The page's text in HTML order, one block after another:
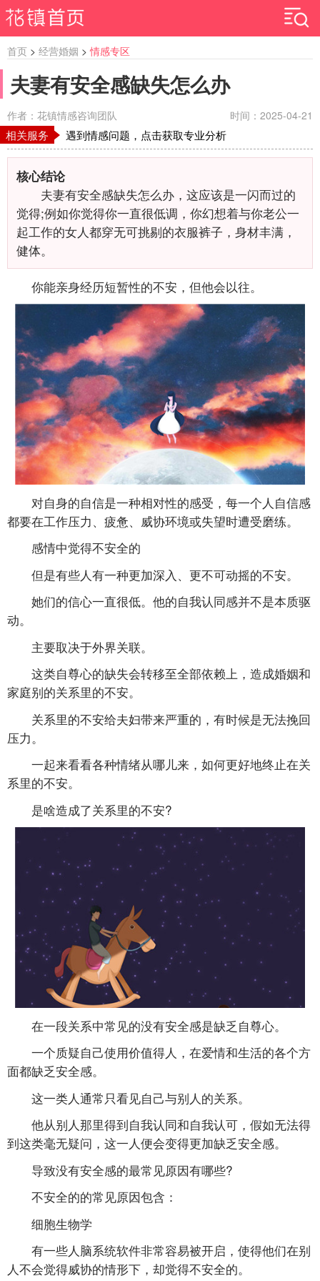
首页 > 经营婚姻 >情感专区
夫妻有安全感缺失怎么办
作者：花镇情感咨询团队 时间：2025-04-21
相关服务 遇到情感问题，点击获取专业分析
核心结论
夫妻有安全感缺失怎么办，这应该是一闪而过的
觉得;例如你觉得你一直很低调，你幻想着与你老公一
起工作的女人都穿无可挑剔的衣服裤子，身材丰满，
健体。
你能亲身经历短暂性的不安，但他会以往。
对自身的自信是一种相对性的感受，每一个人自信感
都要在工作压力、疲惫、威协环境或失望时遭受磨练。
感情中觉得不安全的
但是有些人有一种更加深入、更不可动摇的不安。
她们的信心一直很低。他的自我认同感并不是本质驱
动。
主要取决于外界关联。
这类自尊心的缺失会转移至全部依赖上，造成婚姻和
家庭别的关系里的不安。
关系里的不安给夫妇带来严重的，有时候是无法挽回
压力。
一起来看看各种情绪从哪儿来，如何更好地终止在关
系里的不安。
是啥造成了关系里的不安?
在一段关系中常见的没有安全感是缺乏自尊心。
一个质疑自己使用价值得人，在爱情和生活的各个方
面都缺乏安全感。
这一类人通常只看见自己与别人的关系。
他从别人那里得到自我认同和自我认可，假如无法得
到这类毫无疑问，这一人便会变得更加缺乏安全感。
导致没有安全感的最常见原因有哪些?
不安全的的常见原因包含：
细胞生物学
有一些人脑系统软件非常容易被开启，使得他们在别
人不会觉得威协的情形下，却觉得不安全的。